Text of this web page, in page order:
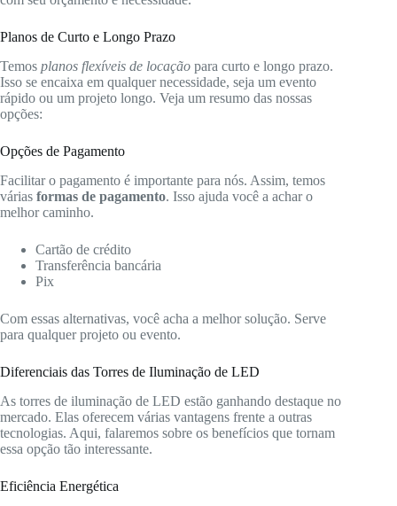
Planos de Curto e Longo Prazo
Temos planos flexíveis de locação para curto e longo prazo.
Isso se encaixa em qualquer necessidade, seja um evento
rápido ou um projeto longo. Veja um resumo das nossas
opções:
Opções de Pagamento
Facilitar o pagamento é importante para nós. Assim, temos
várias formas de pagamento. Isso ajuda você a achar o
melhor caminho.
Cartão de crédito
Transferência bancária
Pix
Com essas alternativas, você acha a melhor solução. Serve
para qualquer projeto ou evento.
Diferenciais das Torres de Iluminação de LED
As torres de iluminação de LED estão ganhando destaque no
mercado. Elas oferecem várias vantagens frente a outras
tecnologias. Aqui, falaremos sobre os benefícios que tornam
essa opção tão interessante.
Eficiência Energética